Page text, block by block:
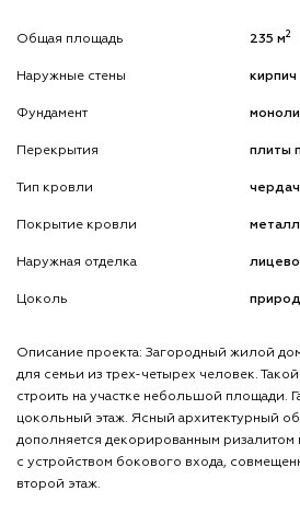
Общая площадь 235 м2
Наружные стены кирпич
Фундамент
Перекрытия плиты
Тип кровли
Покрытие кровли
Наружная отделка
Цоколь
Описание проекта: Загородный жилой
для семьи из трех-четырех человек.
строить на участке небольшой площади.
цокольный этаж. Ясный архитектурный
дополняется декорированным ризалитом
с устройством бокового входа,
второй этаж.